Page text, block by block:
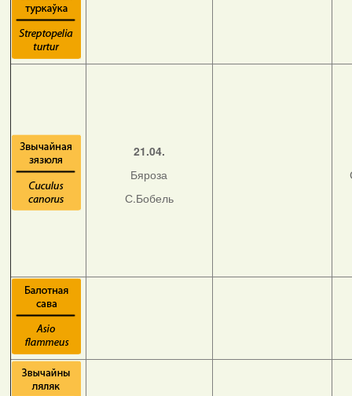
21.04.
Бяроза
С.Бобель